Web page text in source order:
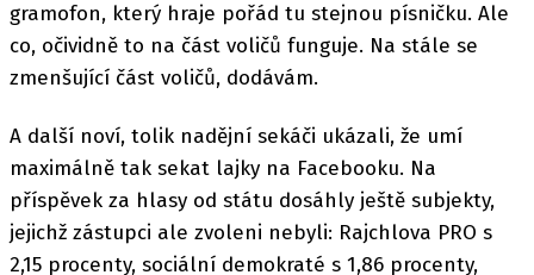
gramofon, který hraje pořád tu stejnou písničku. Ale
co, očividně to na část voličů funguje. Na stále se
zmenšující část voličů, dodávám.
A další noví, tolik nadějní sekáči ukázali, že umí
maximálně tak sekat lajky na Facebooku. Na
příspěvek za hlasy od státu dosáhly ještě subjekty,
jejichž zástupci ale zvoleni nebyli: Rajchlova PRO s
2,15 procenty, sociální demokraté s 1,86 procenty,